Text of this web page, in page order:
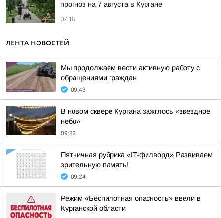
прогноз на 7 августа в Кургане
07:18
ЛЕНТА НОВОСТЕЙ
Мы продолжаем вести активную работу с
обращениями граждан
09:43
В новом сквере Кургана зажглось «звездное
небо»
09:33
Пятничная рубрика «IT-филворд» Развиваем
зрительную память!
09:24
Режим «Беспилотная опасность» ввели в
Курганской области